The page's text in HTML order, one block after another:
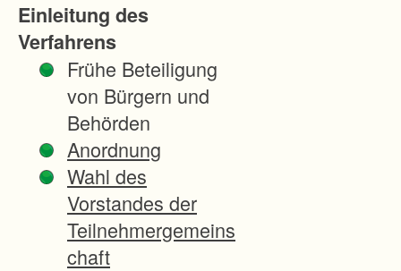
Einleitung des
Verfahrens
Frühe Beteiligung
von Bürgern und
Behörden
Anordnung
Wahl des
Vorstandes der
Teilnehmergemeins
chaft